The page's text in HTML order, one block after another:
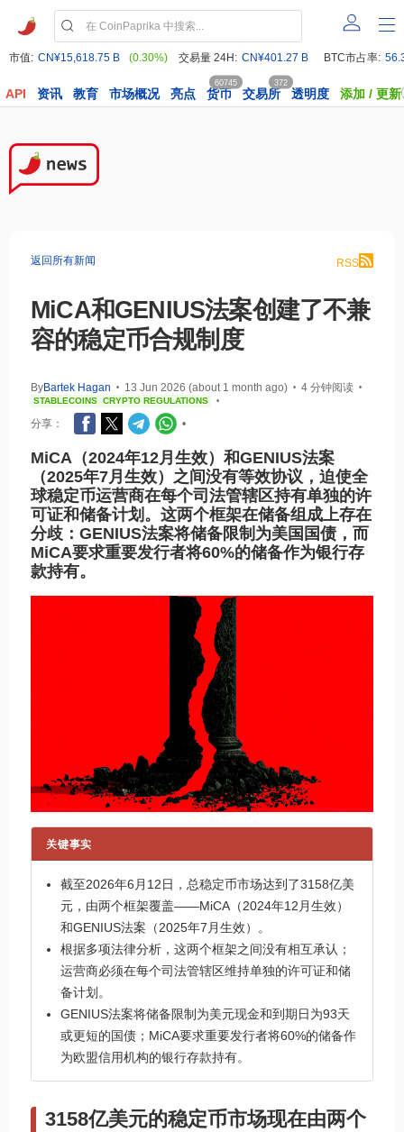
市值: CN¥15,618.75 B (0.30%) 交易量 24H: CN¥401.27 B BTC市占率:
API 资讯 教育 市场概况 亮点 货币
60745
交易所
372
透明度 添加 / 更新
返回所有新闻 RSS
MiCA和GENIUS法案创建了不兼
容的稳定币合规制度
ByBartek Hagan • 13 Jun 2026 (about 1 month ago) • 4 分钟阅读 •
STABLECOINS CRYPTO REGULATIONS •
分享： •
MiCA（2024年12月生效）和GENIUS法案
（2025年7月生效）之间没有等效协议，迫使全
球稳定币运营商在每个司法管辖区持有单独的许
可证和储备计划。这两个框架在储备组成上存在
分歧：GENIUS法案将储备限制为美国国债，而
MiCA要求重要发行者将60%的储备作为银行存
款持有。
关键事实
截至2026年6月12日，总稳定币市场达到了3158亿美
元，由两个框架覆盖——MiCA（2024年12月生效）
和GENIUS法案（2025年7月生效）。
根据多项法律分析，这两个框架之间没有相互承认；
运营商必须在每个司法管辖区维持单独的许可证和储
备计划。
GENIUS法案将储备限制为美元现金和到期日为93天
或更短的国债；MiCA要求重要发行者将60%的储备作
为欧盟信用机构的银行存款持有。
3158亿美元的稳定币市场现在由两个